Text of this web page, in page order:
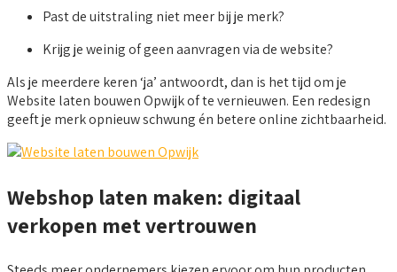
Past de uitstraling niet meer bij je merk?
Krijg je weinig of geen aanvragen via de website?
Als je meerdere keren ‘ja’ antwoordt, dan is het tijd om je
Website laten bouwen Opwijk of te vernieuwen. Een redesign
geeft je merk opnieuw schwung én betere online zichtbaarheid.
Webshop laten maken: digitaal
verkopen met vertrouwen